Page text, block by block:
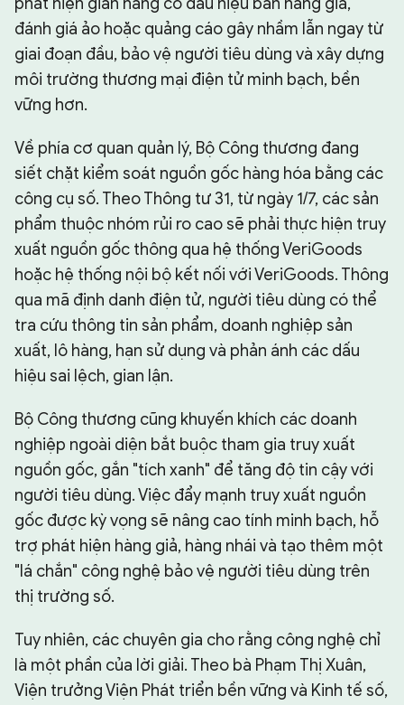
đánh giá ảo hoặc quảng cáo gây nhầm lẫn ngay từ
giai đoạn đầu, bảo vệ người tiêu dùng và xây dựng
môi trường thương mại điện tử minh bạch, bền
vững hơn.
Về phía cơ quan quản lý, Bộ Công thương đang
siết chặt kiểm soát nguồn gốc hàng hóa bằng các
công cụ số. Theo Thông tư 31, từ ngày 1/7, các sản
phẩm thuộc nhóm rủi ro cao sẽ phải thực hiện truy
xuất nguồn gốc thông qua hệ thống VeriGoods
hoặc hệ thống nội bộ kết nối với VeriGoods. Thông
qua mã định danh điện tử, người tiêu dùng có thể
tra cứu thông tin sản phẩm, doanh nghiệp sản
xuất, lô hàng, hạn sử dụng và phản ánh các dấu
hiệu sai lệch, gian lận.
Bộ Công thương cũng khuyến khích các doanh
nghiệp ngoài diện bắt buộc tham gia truy xuất
nguồn gốc, gắn "tích xanh" để tăng độ tin cậy với
người tiêu dùng. Việc đẩy mạnh truy xuất nguồn
gốc được kỳ vọng sẽ nâng cao tính minh bạch, hỗ
trợ phát hiện hàng giả, hàng nhái và tạo thêm một
"lá chắn" công nghệ bảo vệ người tiêu dùng trên
thị trường số.
Tuy nhiên, các chuyên gia cho rằng công nghệ chỉ
là một phần của lời giải. Theo bà Phạm Thị Xuân,
Viện trưởng Viện Phát triển bền vững và Kinh tế số,